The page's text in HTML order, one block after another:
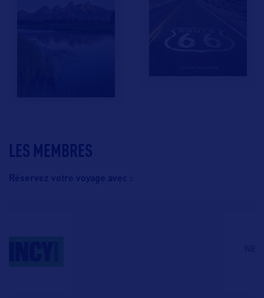
LES MEMBRES
Réservez votre voyage avec :